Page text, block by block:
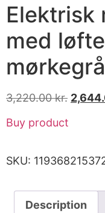
Elektrisk
med
mørkegrå
3,220.00kr.
Buy product
SKU:
Description